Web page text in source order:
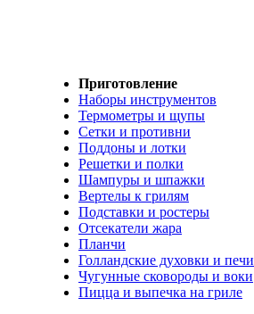
Приготовление
Наборы инструментов
Термометры и щупы
Сетки и противни
Поддоны и лотки
Решетки и полки
Шампуры и шпажки
Вертелы к грилям
Подставки и ростеры
Отсекатели жара
Планчи
Голландские духовки и печи
Чугунные сковороды и воки
Пицца и выпечка на гриле